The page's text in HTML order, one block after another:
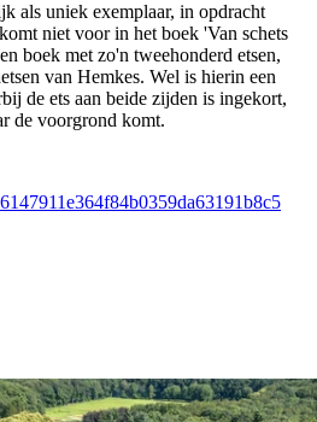
als uniek exemplaar, in opdracht
niet voor in het boek 'Van schets
boek met zo'n tweehonderd etsen,
van Hemkes. Wel is hierin een
de ets aan beide zijden is ingekort,
de voorgrond komt.